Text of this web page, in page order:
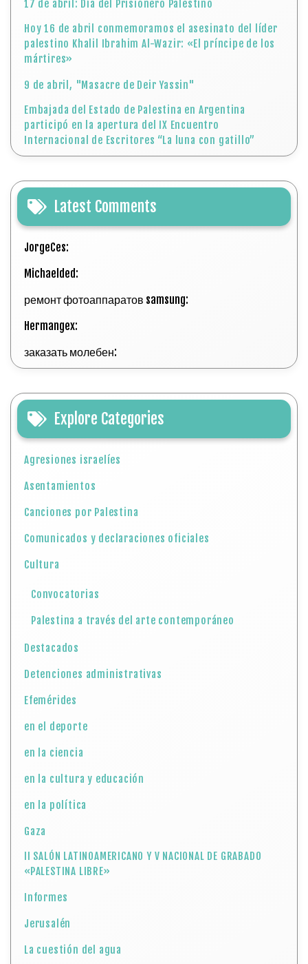
17 de abril: Día del Prisionero Palestino
Hoy 16 de abril conmemoramos el asesinato del líder
palestino Khalil Ibrahim Al-Wazir: «El príncipe de los
mártires»
9 de abril, "Masacre de Deir Yassin"
Embajada del Estado de Palestina en Argentina
participó en la apertura del IX Encuentro
Internacional de Escritores “La luna con gatillo”
Latest Comments
JorgeCes:
Michaelded:
ремонт фотоаппаратов samsung:
Hermangex:
заказать молебен:
Explore Categories
Agresiones israelíes
Asentamientos
Canciones por Palestina
Comunicados y declaraciones oficiales
Cultura
Convocatorias
Palestina a través del arte contemporáneo
Destacados
Detenciones administrativas
Efemérides
en el deporte
en la ciencia
en la cultura y educación
en la política
Gaza
II SALÓN LATINOAMERICANO Y V NACIONAL DE GRABADO
«PALESTINA LIBRE»
Informes
Jerusalén
La cuestión del agua